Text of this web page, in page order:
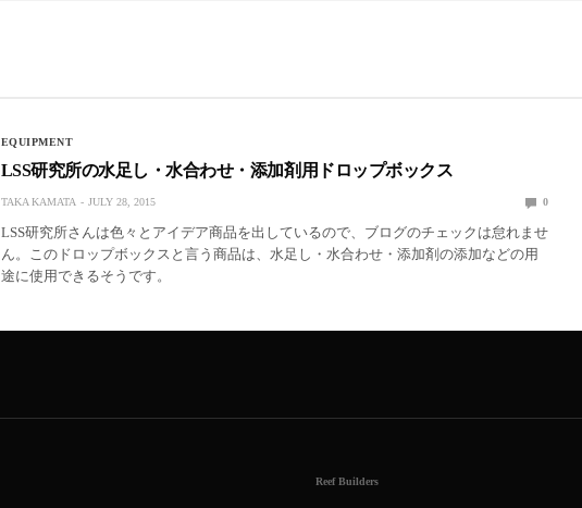
EQUIPMENT
LSS研究所の水足し・水合わせ・添加剤用ドロップボックス
TAKA KAMATA JULY 28, 2015 0
LSS研究所さんは色々とアイデア商品を出しているので、ブログのチェックは怠れませ
ん。このドロップボックスと言う商品は、水足し・水合わせ・添加剤の添加などの用
途に使用できるそうです。
Reef Builders